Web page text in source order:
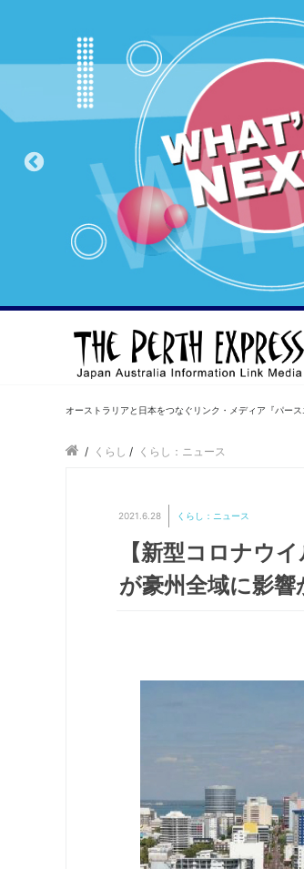
オーストラリアと日本をつなぐリンク・メディア『パース
/ くらし / くらし：ニュース
2021.6.28 くらし：ニュース
【新型コロナウ
が豪州全域に影響